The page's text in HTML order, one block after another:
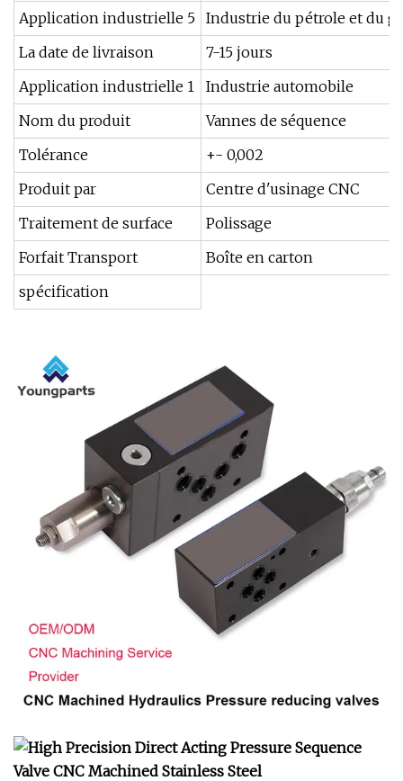
Application industrielle 5 Industrie du pétrole et du
La date de livraison
7-15 jours
Application industrielle 1
Industrie automobile
Nom du produit
Vannes de séquence
Tolérance
+- 0,002
Produit par
Centre d'usinage CNC
Traitement de surface
Polissage
Forfait Transport
Boîte en carton
spécification